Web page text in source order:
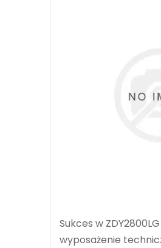
Sukces w
wyposażenie